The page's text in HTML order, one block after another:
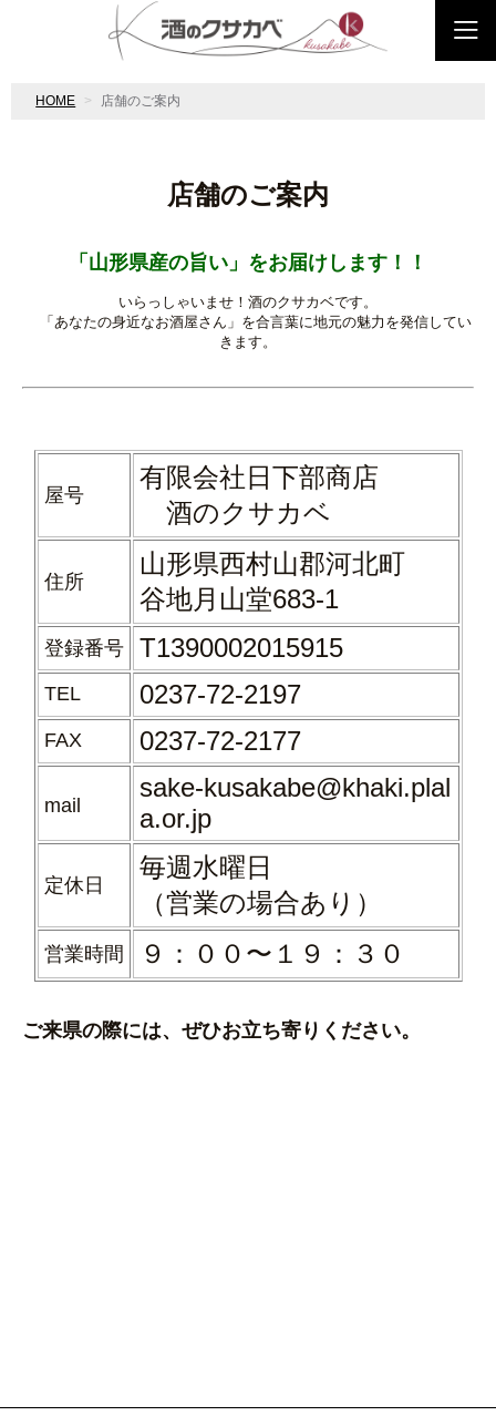
HOME 店舗のご案内
店舗のご案内
「山形県産の旨い」をお届けします！！
いらっしゃいませ！酒のクサカベです。
「あなたの身近なお酒屋さん」を合言葉に地元の魅力を発信してい
きます。
屋号
有限会社日下部商店
酒のクサカベ
住所
山形県西村山郡河北町
谷地月山堂683-1
登録番号 T1390002015915
TEL 0237-72-2197
FAX 0237-72-2177
mail
sake-kusakabe@khaki.plal
a.or.jp
定休日
毎週水曜日
（営業の場合あり）
営業時間 ９：００〜 １９：３０
ご来県の際には、ぜひお立ち寄りください。